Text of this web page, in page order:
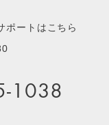
ポートはこちら
1038